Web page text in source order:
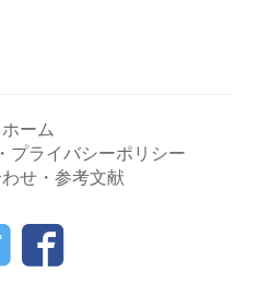
ホーム
プライバシーポリシー
せ・参考文献